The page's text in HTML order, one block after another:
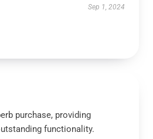
Sep 1, 2024
purchase, providing
functionality.